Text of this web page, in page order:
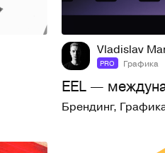
Vladislav
PRO Графика
Брендинг,